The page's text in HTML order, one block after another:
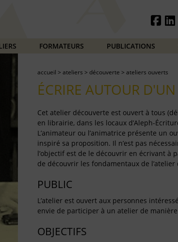
FORMATEURS PUBLICATIONS
accueil > ateliers > découverte > ateliers ouverts
ÉCRIRE AUTOUR
Cet atelier découverte est ouvert à tous
en librairie, dans les locaux d’Aleph-
L’animateur ou l’animatrice présente un
inspiré sa proposition. Il n’est pas
l’objectif est de le découvrir en écrivant à
de découvrir les fondamentaux de l’atelier
PUBLIC
L’atelier est ouvert aux personnes
envie de participer à un atelier de
OBJECTIFS